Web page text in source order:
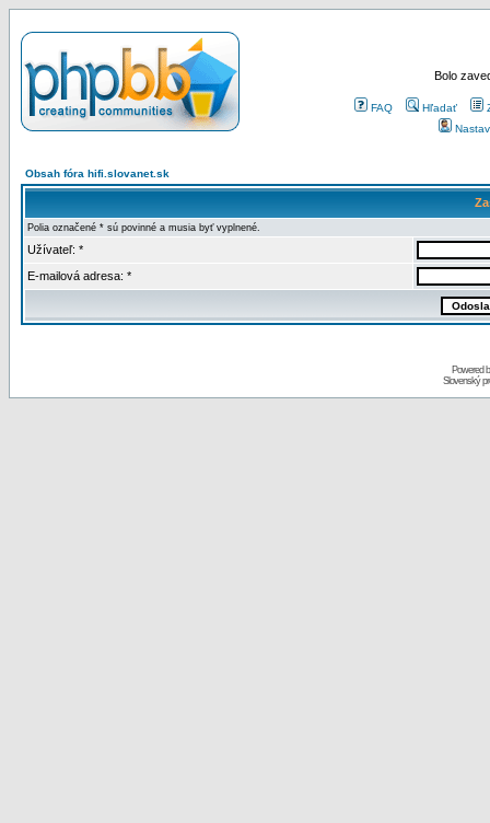
Bolo
FAQ Hľadať
Obsah fóra hifi.slovanet.sk
Polia označené * sú povinné a musia byť vyplnené.
Užívateľ: *
E-mailová adresa: *
Powered
Slovenský